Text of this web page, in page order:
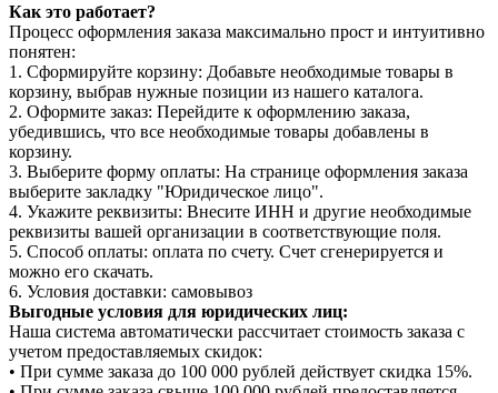
Как это работает?
Процесс оформления заказа максимально прост и интуитивно
понятен:
1. Сформируйте корзину: Добавьте необходимые товары в
корзину, выбрав нужные позиции из нашего каталога.
2. Оформите заказ: Перейдите к оформлению заказа,
убедившись, что все необходимые товары добавлены в
корзину.
3. Выберите форму оплаты: На странице оформления заказа
выберите закладку "Юридическое лицо".
4. Укажите реквизиты: Внесите ИНН и другие необходимые
реквизиты вашей организации в соответствующие поля.
5. Способ оплаты: оплата по счету. Счет сгенерируется и
можно его скачать.
6. Условия доставки: самовывоз
Выгодные условия для юридических лиц:
Наша система автоматически рассчитает стоимость заказа с
учетом предоставляемых скидок:
• При сумме заказа до 100 000 рублей действует скидка 15%.